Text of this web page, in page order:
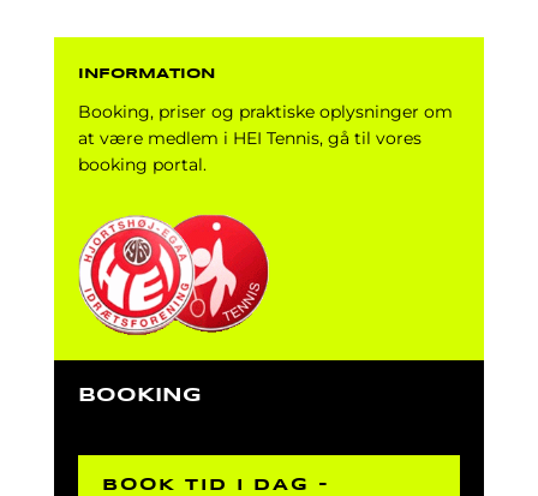
INFORMATION
Booking, priser og praktiske oplysninger om
at være medlem i HEI Tennis, gå til vores
booking portal.
BOOKING
BOOK TID I DAG -